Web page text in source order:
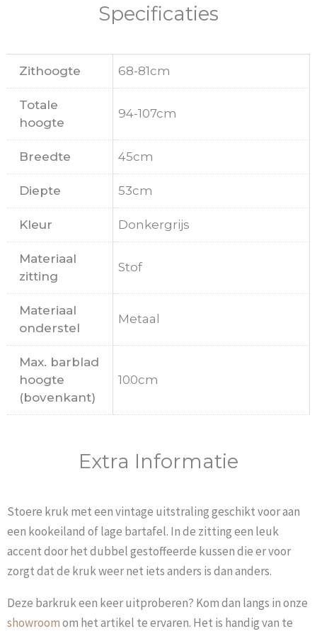
Specificaties
Zithoogte 68-81cm
Totale
hoogte
94-107cm
Breedte 45cm
Diepte 53cm
Kleur Donkergrijs
Materiaal
zitting
Stof
Materiaal
onderstel
Metaal
Max. barblad
hoogte
(bovenkant)
100cm
Extra Informatie
Stoere kruk met een vintage uitstraling geschikt voor aan
een kookeiland of lage bartafel. In de zitting een leuk
accent door het dubbel gestoffeerde kussen die er voor
zorgt dat de kruk weer net iets anders is dan anders.
Deze barkruk een keer uitproberen? Kom dan langs in onze
showroomom het artikel te ervaren. Het is handig van te